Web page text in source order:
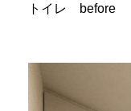
トイレ before